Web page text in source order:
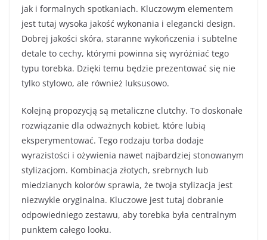
jak i formalnych spotkaniach. Kluczowym elementem
jest tutaj wysoka jakość wykonania i elegancki design.
Dobrej jakości skóra, staranne wykończenia i subtelne
detale to cechy, którymi powinna się wyróżniać tego
typu torebka. Dzięki temu będzie prezentować się nie
tylko stylowo, ale również luksusowo.
Kolejną propozycją są metaliczne clutchy. To doskonałe
rozwiązanie dla odważnych kobiet, które lubią
eksperymentować. Tego rodzaju torba dodaje
wyrazistości i ożywienia nawet najbardziej stonowanym
stylizacjom. Kombinacja złotych, srebrnych lub
miedzianych kolorów sprawia, że ​​twoja stylizacja jest
niezwykle oryginalna. Kluczowe jest tutaj dobranie
odpowiedniego zestawu, aby torebka była centralnym
punktem całego looku.